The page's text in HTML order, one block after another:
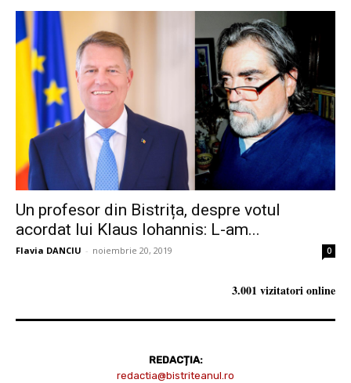
Un profesor din Bistrița, despre votul
acordat lui Klaus Iohannis: L-am...
Flavia DANCIU - noiembrie 20, 2019 0
3.001 vizitatori online
REDACȚIA:
redactia@bistriteanul.ro